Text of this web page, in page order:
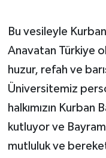
Bu vesileyle
Anavatan Türkiye
huzur, refah ve
Üniversitemiz
halkımızın Kurban
kutluyor ve
mutluluk ve